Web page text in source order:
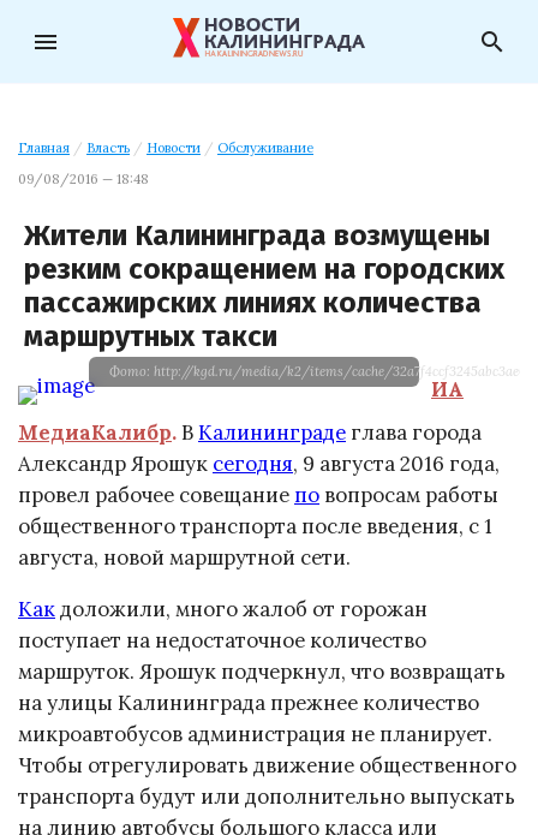
menu search
Главная / Власть / Новости / Обслуживание
09/08/2016 — 18:48
Жители Калининграда возмущены
резким сокращением на городских
пассажирских линиях количества
маршрутных такси
Фото: http://kgd.ru/media/k2/items/cache/
ИА
МедиаКалибр.ВКалининграде глава города
Александр Ярошук сегодня, 9 августа 2016 года,
провел рабочее совещание по вопросам работы
общественного транспорта после введения, с 1
августа, новой маршрутной сети.
Какдоложили, много жалоб от горожан
поступает на недостаточное количество
маршруток. Ярошук подчеркнул, что возвращать
на улицы Калининграда прежнее количество
микроавтобусов администрация не планирует.
Чтобы отрегулировать движение общественного
транспорта будут или дополнительно выпускать
на линию автобусы большого класса или